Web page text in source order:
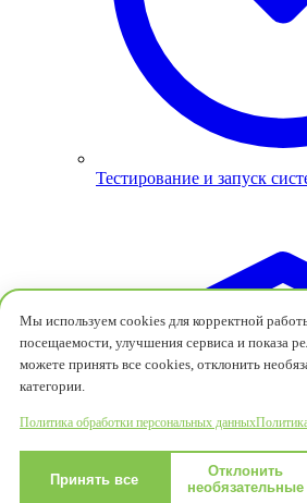
Тестирование и запуск
Мы используем cookies для корректной
посещаемости, улучшения сервиса и показа
можете принять все cookies, отклонить
категории.
Политика обработки персональных данных
Принять все
Отклонить
необязательные